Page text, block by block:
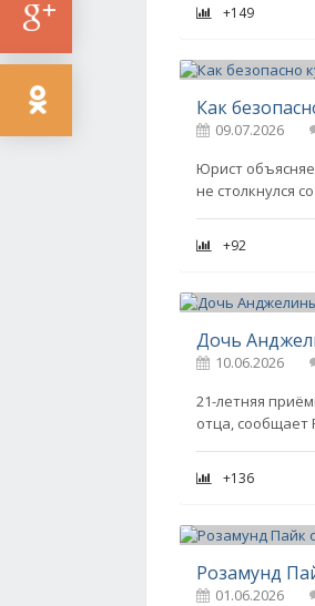
+149
09.07.2026
Юрист
не столкнулся
+92
10.06.2026
21-летняя
отца, сообщает
+136
Розамунд
01.06.2026